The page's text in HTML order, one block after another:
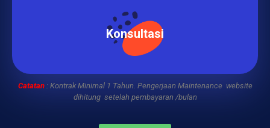
Konsultasi
Catatan: Kontrak Minimal 1 Tahun. Pengerjaan Maintenance website
dihitung setelah pembayaran /bulan